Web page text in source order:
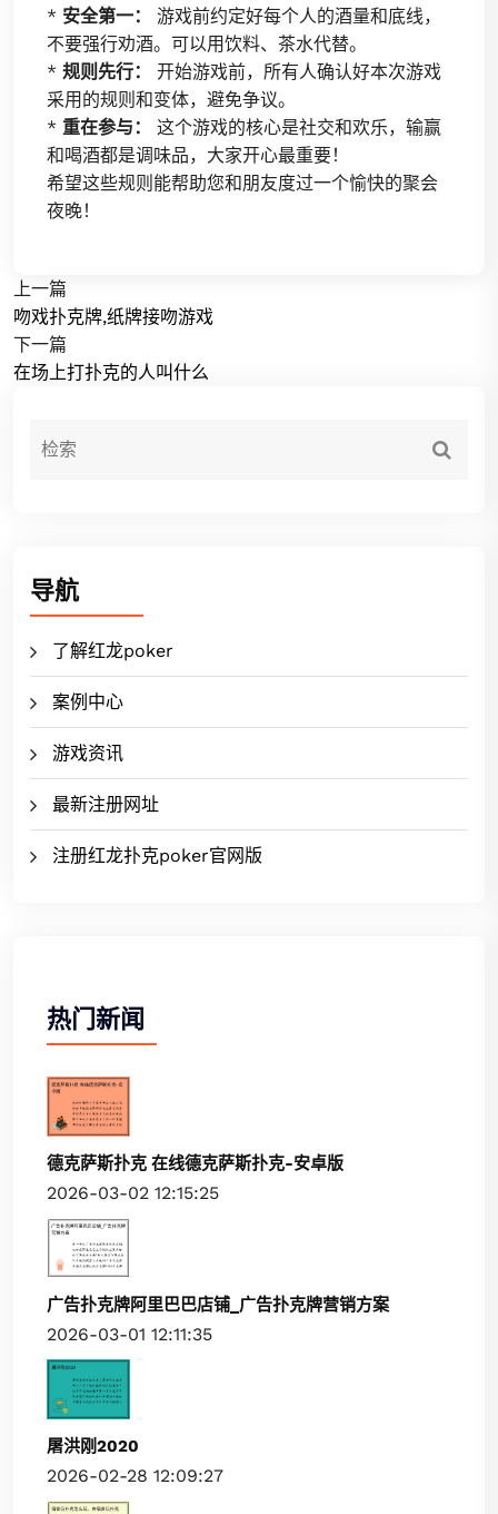
* 安全第一：
游戏前约定好每个人的酒量和底线，
不要强行劝酒。可以用饮料、茶水代替。
* 规则先行：
开始游戏前，所有人确认好本次游戏
采用的规则和变体，避免争议。
* 重在参与：
这个游戏的核心是社交和欢乐，输赢
和喝酒都是调味品，大家开心最重要！
希望这些规则能帮助您和朋友度过一个愉快的聚会
夜晚！
上一篇
吻戏扑克牌,纸牌接吻游戏
下一篇
在场上打扑克的人叫什么
导航
了解红龙poker
案例中心
游戏资讯
最新注册网址
注册红龙扑克poker官网版
热门新闻
德克萨斯扑克 在线德克萨斯扑克-安卓版
2026-03-02 12:15:25
广告扑克牌阿里巴巴店铺_广告扑克牌营销方案
2026-03-01 12:11:35
屠洪刚2020
2026-02-28 12:09:27